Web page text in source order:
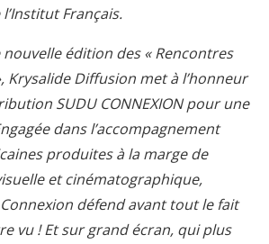
Français.
édition des « Rencontres
Krysalide Diffusion met à l’honneur
SUDU CONNEXION pour une
dans l’accompagnement
produites à la marge de
et cinématographique,
défend avant tout le fait
vu ! Et sur grand écran, qui plus